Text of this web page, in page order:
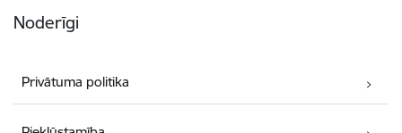
Noderīgi
Privātuma politika